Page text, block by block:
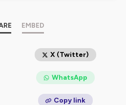
et responsables remplissent
suis convaincue qu'on peut
avec le Chic de notre
EMBED
X (Twitter)
WhatsApp
Copy link